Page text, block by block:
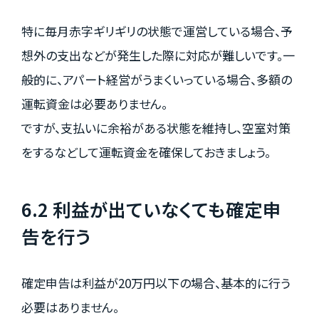
特に毎月赤字ギリギリの状態で運営している場合、予
想外の支出などが発生した際に対応が難しいです。一
般的に、アパート経営がうまくいっている場合、多額の
運転資金は必要ありません。
ですが、支払いに余裕がある状態を維持し、空室対策
をするなどして運転資金を確保しておきましょう。
6.2 利益が出ていなくても確定申
告を行う
確定申告は利益が20万円以下の場合、基本的に行う
必要はありません。